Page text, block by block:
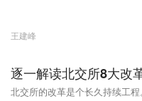
王建峰
逐一解读北交所8大改
北交所的改革是个长久持续工程。